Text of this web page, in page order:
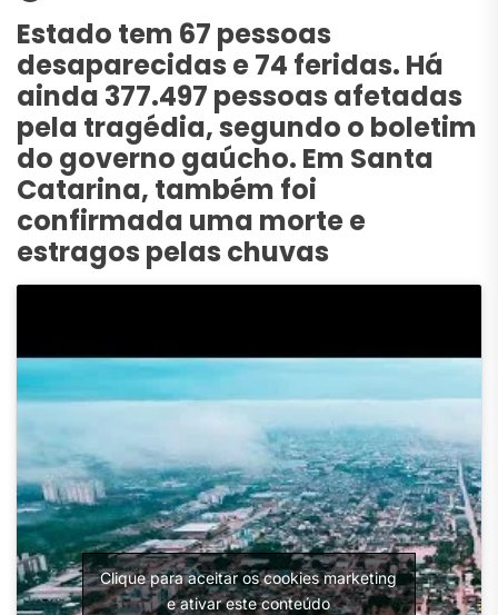
Estado tem 67 pessoas
desaparecidas e 74 feridas. Há
ainda 377.497 pessoas afetadas
pela tragédia, segundo o boletim
do governo gaúcho. Em Santa
Catarina, também foi
confirmada uma morte e
estragos pelas chuvas
Clique para aceitar os cookies marketing
e ativar este conteúdo